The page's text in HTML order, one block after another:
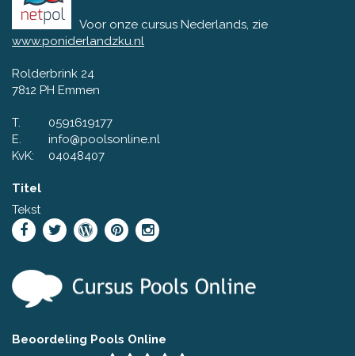
Voor onze cursus Nederlands, zie
www.poniderlandzku.nl
Rolderbrink 24
7812 PH Emmen
T.
0591619177
E.
info@poolsonline.nl
KvK:
04048407
Titel
Tekst
Beoordeling Pools Online